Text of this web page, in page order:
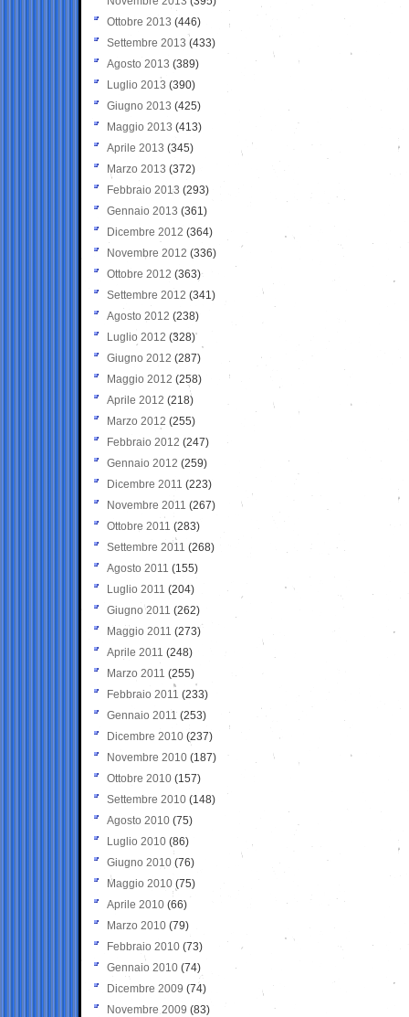
Ottobre 2013 (446)
Settembre 2013 (433)
Agosto 2013 (389)
Luglio 2013 (390)
Giugno 2013 (425)
Maggio 2013 (413)
Aprile 2013 (345)
Marzo 2013 (372)
Febbraio 2013 (293)
Gennaio 2013 (361)
Dicembre 2012 (364)
Novembre 2012 (336)
Ottobre 2012 (363)
Settembre 2012 (341)
Agosto 2012 (238)
Luglio 2012 (328)
Giugno 2012 (287)
Maggio 2012 (258)
Aprile 2012 (218)
Marzo 2012 (255)
Febbraio 2012 (247)
Gennaio 2012 (259)
Dicembre 2011 (223)
Novembre 2011 (267)
Ottobre 2011 (283)
Settembre 2011 (268)
Agosto 2011 (155)
Luglio 2011 (204)
Giugno 2011 (262)
Maggio 2011 (273)
Aprile 2011 (248)
Marzo 2011 (255)
Febbraio 2011 (233)
Gennaio 2011 (253)
Dicembre 2010 (237)
Novembre 2010 (187)
Ottobre 2010 (157)
Settembre 2010 (148)
Agosto 2010 (75)
Luglio 2010 (86)
Giugno 2010 (76)
Maggio 2010 (75)
Aprile 2010 (66)
Marzo 2010 (79)
Febbraio 2010 (73)
Gennaio 2010 (74)
Dicembre 2009 (74)
Novembre 2009 (83)